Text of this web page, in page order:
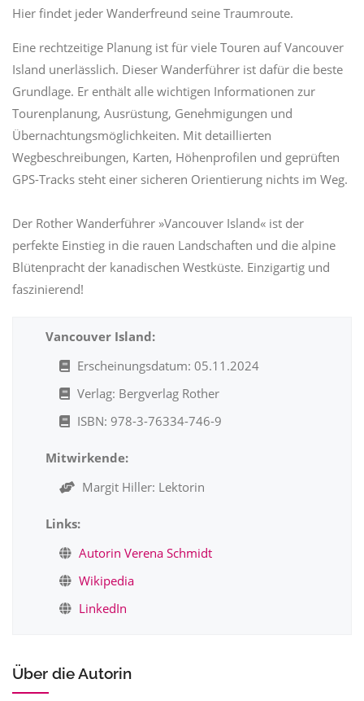
Hier findet jeder Wanderfreund seine Traumroute.
Eine rechtzeitige Planung ist für viele Touren auf Vancouver
Island unerlässlich. Dieser Wanderführer ist dafür die beste
Grundlage. Er enthält alle wichtigen Informationen zur
Tourenplanung, Ausrüstung, Genehmigungen und
Übernachtungsmöglichkeiten. Mit detaillierten
Wegbeschreibungen, Karten, Höhenprofilen und geprüften
GPS-Tracks steht einer sicheren Orientierung nichts im Weg.
Der Rother Wanderführer »Vancouver Island« ist der
perfekte Einstieg in die rauen Landschaften und die alpine
Blütenpracht der kanadischen Westküste. Einzigartig und
faszinierend!
Vancouver Island:
Erscheinungsdatum: 05.11.2024
Verlag: Bergverlag Rother
ISBN: 978-3-76334-746-9
Mitwirkende:
Margit Hiller: Lektorin
Links:
Autorin Verena Schmidt
Wikipedia
LinkedIn
Über die Autorin